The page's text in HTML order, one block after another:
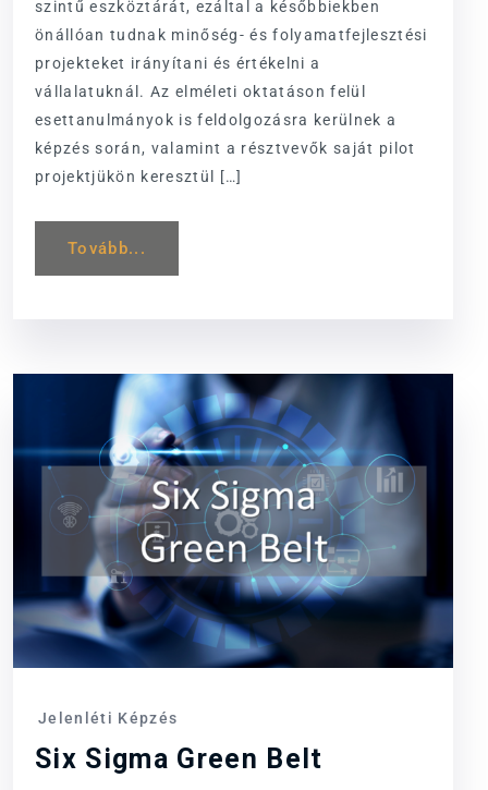
szintű eszköztárát, ezáltal a későbbiekben
önállóan tudnak minőség- és folyamatfejlesztési
projekteket irányítani és értékelni a
vállalatuknál. Az elméleti oktatáson felül
esettanulmányok is feldolgozásra kerülnek a
képzés során, valamint a résztvevők saját pilot
projektjükön keresztül […]
Tovább...
Jelenléti Képzés
Six Sigma Green Belt